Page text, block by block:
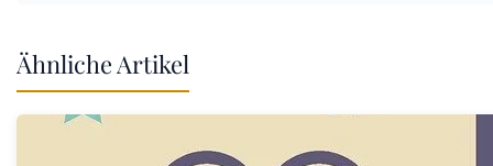
Ähnliche Artikel